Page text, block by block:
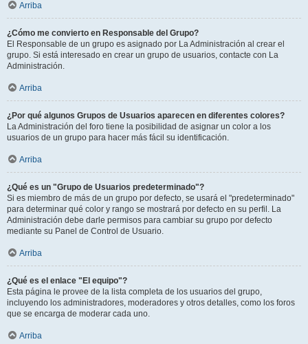
Arriba
¿Cómo me convierto en Responsable del Grupo?
El Responsable de un grupo es asignado por La Administración al crear el
grupo. Si está interesado en crear un grupo de usuarios, contacte con La
Administración.
Arriba
¿Por qué algunos Grupos de Usuarios aparecen en diferentes colores?
La Administración del foro tiene la posibilidad de asignar un color a los
usuarios de un grupo para hacer más fácil su identificación.
Arriba
¿Qué es un "Grupo de Usuarios predeterminado"?
Si es miembro de más de un grupo por defecto, se usará el "predeterminado"
para determinar qué color y rango se mostrará por defecto en su perfil. La
Administración debe darle permisos para cambiar su grupo por defecto
mediante su Panel de Control de Usuario.
Arriba
¿Qué es el enlace "El equipo"?
Esta página le provee de la lista completa de los usuarios del grupo,
incluyendo los administradores, moderadores y otros detalles, como los foros
que se encarga de moderar cada uno.
Arriba